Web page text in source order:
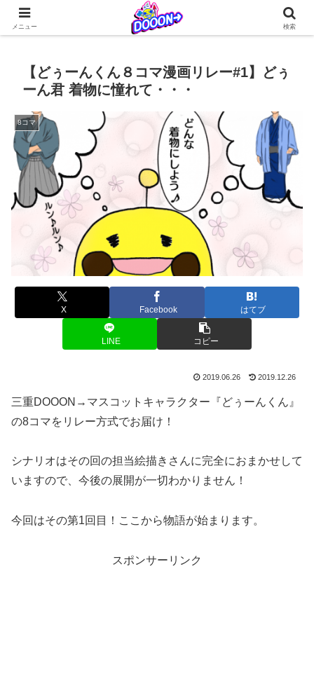
どぅーんくんが仲間たちとなんやかんやを繰り広げる日常系4コマ更新中！
【どぅーんくん８コマ漫画リレー#1】どぅ
ーん君 着物に憧れて・・・
8コマ
X Facebook はてブ
LINE コピー
2019.06.26 2019.12.26
三重DOOON→マスコットキャラクター『どぅーんくん』
の8コマをリレー方式でお届け！
シナリオはその回の担当絵描きさんに完全におまかせして
いますので、今後の展開が一切わかりません！
今回はその第1回目！ここから物語が始まります。
スポンサーリンク
メニュー 検索